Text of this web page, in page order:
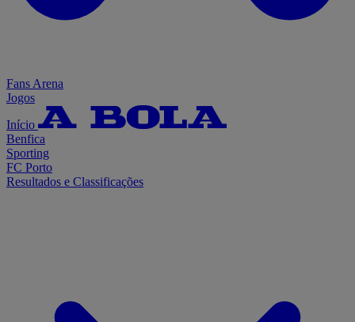
Fans Arena
Jogos
Início
Benfica
Sporting
FC Porto
Resultados e Classificações